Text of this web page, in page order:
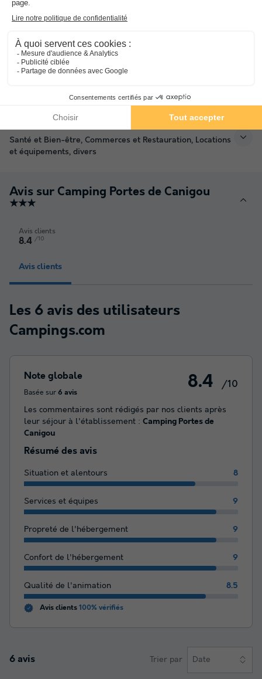
16,50 euros Plus de 18 ans : 25,80 euros
Activités et animations proposées
Services sur place et à proximité
Santé et Bien-être, Commerces et Restauration, Locations
et équipements, divers
Avis sur Camping Portes de Canigou
★★★
Avis clients
8.4 /10
Avis clients
Les 6 avis des utilisateurs
Campings.com
Note globale
Basée sur 6 avis
8.4 /10
Les commentaires sont rédigés par nos clients après
leur séjour à l'établissement : Camping Portes de
Canigou
Résumé des avis
Situation et alentours 8
Services et équipes 9
Propreté de l'hébergement 9
Confort de l'hébergement 9
Qualité de l'animation 8.5
Avis clients 100% vérifiés
6 avis Trier par Date